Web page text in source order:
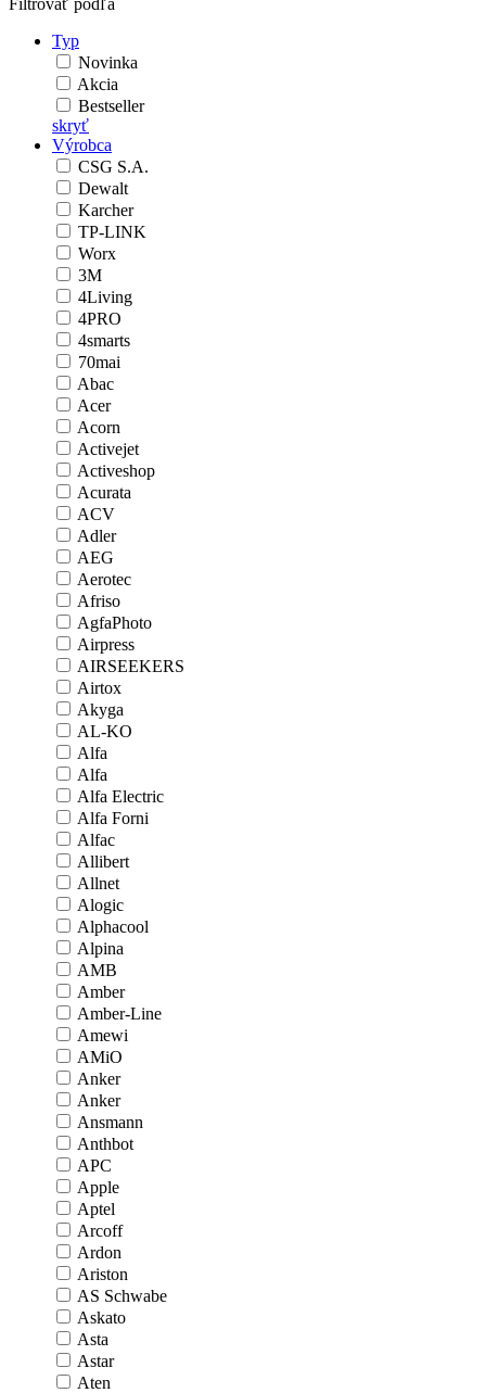
Filtrovať podľa
Typ
Novinka
Akcia
Bestseller
skryť
Výrobca
CSG S.A.
Dewalt
Karcher
TP-LINK
Worx
3M
4Living
4PRO
4smarts
70mai
Abac
Acer
Acorn
Activejet
Activeshop
Acurata
ACV
Adler
AEG
Aerotec
Afriso
AgfaPhoto
Airpress
AIRSEEKERS
Airtox
Akyga
AL-KO
Alfa
Alfa
Alfa Electric
Alfa Forni
Alfac
Allibert
Allnet
Alogic
Alphacool
Alpina
AMB
Amber
Amber-Line
Amewi
AMiO
Anker
Anker
Ansmann
Anthbot
APC
Apple
Aptel
Arcoff
Ardon
Ariston
AS Schwabe
Askato
Asta
Astar
Aten